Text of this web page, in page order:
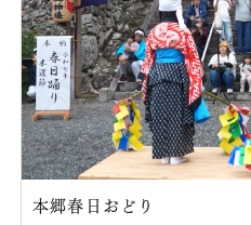
本郷春日おどり